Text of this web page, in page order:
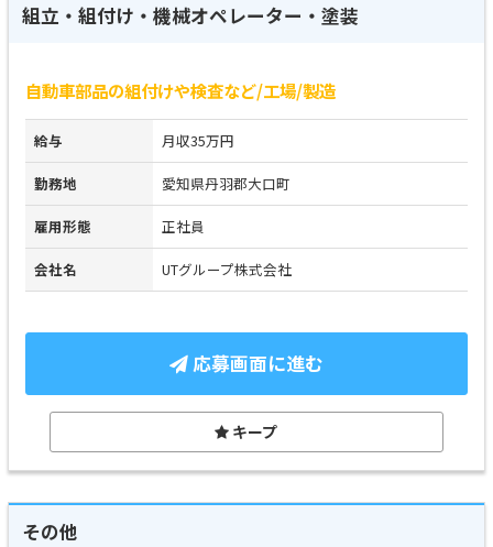
組立・組付け・機械オペレーター・塗装
自動車部品の組付けや検査など/工場/製造
給与 月収35万円
勤務地 愛知県丹羽郡大口町
雇用形態 正社員
会社名 UTグループ株式会社
応募画面に進む
キープ
その他